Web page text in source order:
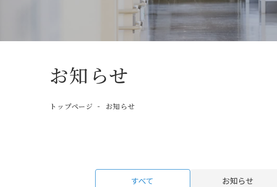
お知らせ
トップページ お知らせ
すべて お知らせ